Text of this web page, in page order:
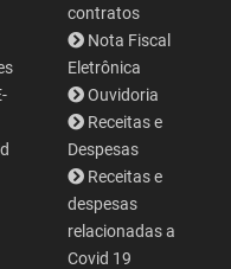
contratos
Nota Fiscal
Eletrônica
Ouvidoria
Receitas e
Despesas
Receitas e
despesas
relacionadas a
Covid 19